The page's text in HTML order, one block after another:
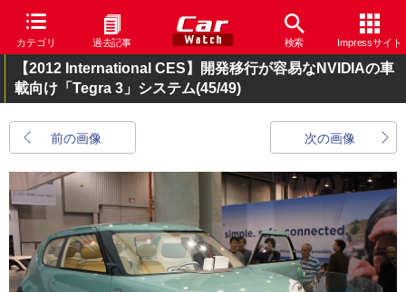
カテゴリ 過去記事 検索 Impressサイト
【2012 International CES】開発移行が容易なNVIDIAの車
載向け「Tegra 3」システム(45/49)
前の画像 次の画像